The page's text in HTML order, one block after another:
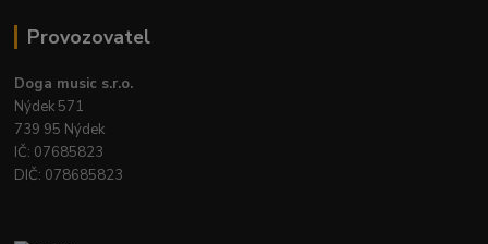
Provozovatel
Doga music s.r.o.
Nýdek 571
739 95 Nýdek
IČ: 07685823
DIČ: 078685823